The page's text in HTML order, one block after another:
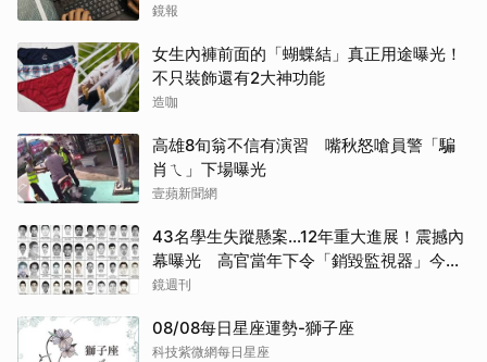
哭網
鏡報
女生內褲前面的「蝴蝶結」真正用途曝光！
不只裝飾還有2大神功能
造咖
高雄8旬翁不信有演習 嘴秋怒嗆員警「騙
肖ㄟ」下場曝光
壹蘋新聞網
43名學生失蹤懸案...12年重大進展！震撼內
幕曝光 高官當年下令「銷毀監視器」今遭
逮
鏡週刊
08/08每日星座運勢-獅子座
科技紫微網每日星座